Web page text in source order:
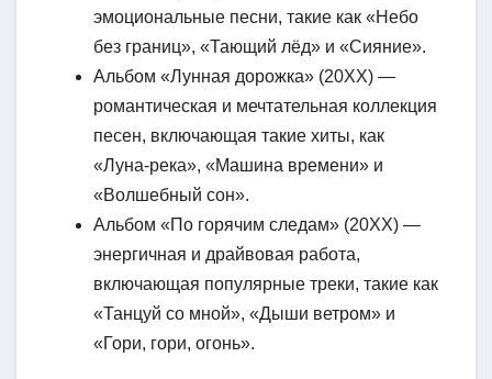
эмоциональные песни, такие как «Небо
без границ», «Тающий лёд» и «Сияние».
Альбом «Лунная дорожка» (20XX) —
романтическая и мечтательная коллекция
песен, включающая такие хиты, как
«Луна-река», «Машина времени» и
«Волшебный сон».
Альбом «По горячим следам» (20XX) —
энергичная и драйвовая работа,
включающая популярные треки, такие как
«Танцуй со мной», «Дыши ветром» и
«Гори, гори, огонь».